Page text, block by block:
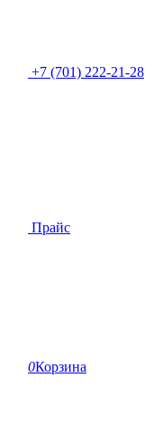
+7 (701) 222-21-28
Прайс
0Корзина